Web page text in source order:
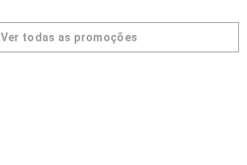
Ver todas as promoções